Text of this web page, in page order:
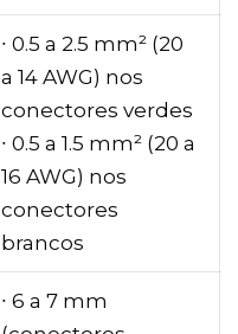
∙ 0.5 a 2.5 mm² (20
a 14 AWG) nos
conectores verdes
∙ 0.5 a 1.5 mm² (20 a
16 AWG) nos
conectores
brancos
∙ 6 a 7 mm